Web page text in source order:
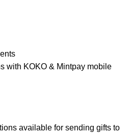
with KOKO & Mintpay mobile
available for sending gifts to